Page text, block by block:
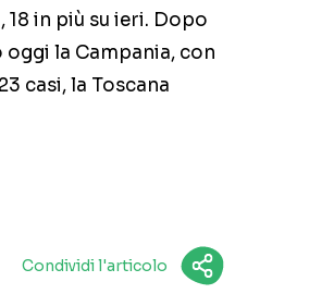
in più su ieri. Dopo
la Campania, con
casi, la Toscana
Condividi l'articolo